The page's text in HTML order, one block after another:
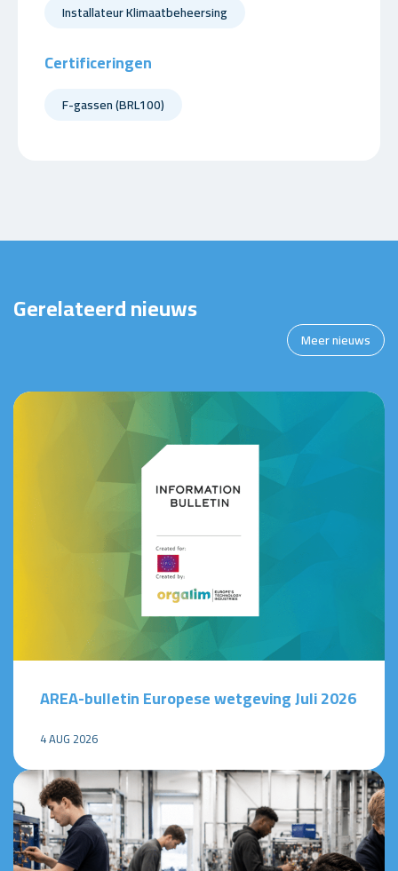
Installateur Klimaatbeheersing
Certificeringen
F-gassen (BRL100)
Gerelateerd nieuws
Meer nieuws
AREA-bulletin Europese wetgeving Juli 2026
4 AUG 2026